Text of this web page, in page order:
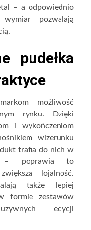
– a odpowiednio
pozwalają
pudełka
możliwość
rynku. Dzięki
i wykończeniom
wizerunku
trafia do nich w
– poprawia to
lojalność.
także lepiej
formie zestawów
edycji